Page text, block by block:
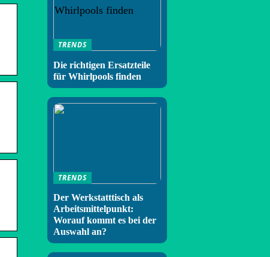
TRENDS
Die richtigen Ersatzteile
für Whirlpools finden
TRENDS
Der Werkstatttisch als
Arbeitsmittelpunkt:
Worauf kommt es bei der
Auswahl an?